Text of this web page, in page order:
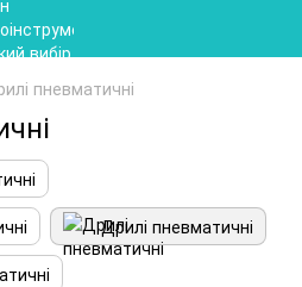
пневматичні
Дрилі пневматичні